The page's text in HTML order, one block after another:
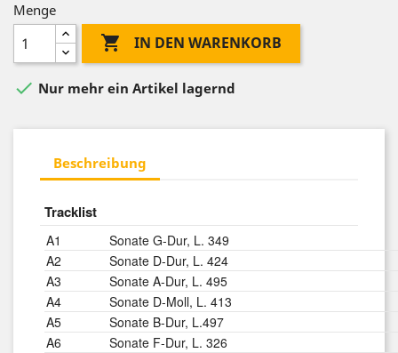
Menge
 IN DEN WARENKORB
 Nur mehr ein Artikel lagernd
Beschreibung
Tracklist
A1
Sonate G-Dur, L. 349
A2
Sonate D-Dur, L. 424
A3
Sonate A-Dur, L. 495
A4
Sonate D-Moll, L. 413
A5
Sonate B-Dur, L.497
A6
Sonate F-Dur, L. 326